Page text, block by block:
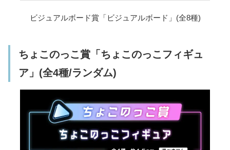
ビジュアルボード賞「ビジュアルボード」(全8種)
ちょこのっこ賞「ちょこのっこフィギュ
ア」(全4種/ランダム)